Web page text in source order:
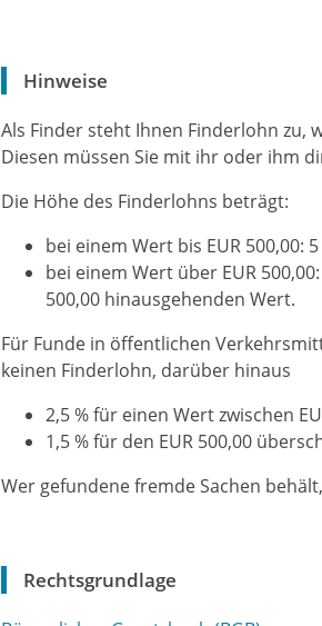
Hinweise
Als Finder steht Ihnen Finderlohn zu,
Diesen müssen Sie mit ihr oder ihm
Die Höhe des Finderlohns beträgt:
bei einem Wert bis EUR 500,00: 5
bei einem Wert über EUR
500,00 hinausgehenden Wert.
Für Funde in öffentlichen
keinen Finderlohn, darüber hinaus
2,5 % für einen Wert zwischen
1,5 % für den EUR 500,00
Wer gefundene fremde Sachen
Rechtsgrundlage